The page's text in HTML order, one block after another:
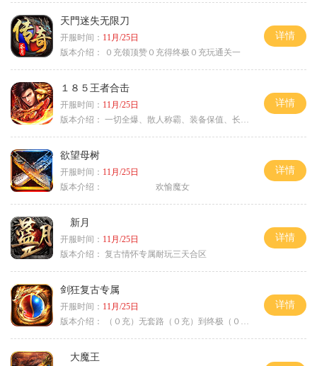
天門迷失无限刀
开服时间： 11月/25日
版本介绍：
０充领顶赞０充得终极０充玩通关一
详情
１８５王者合击
开服时间： 11月/25日
版本介绍： 一切全爆、散人称霸、装备保值、长期耐玩
详情
欲望母树
开服时间： 11月/25日
版本介绍：
欢愉魔女
详情
新月
开服时间： 11月/25日
版本介绍： 复古情怀专属耐玩三天合区
详情
剑狂复古专属
开服时间： 11月/25日
版本介绍：
（０充）无套路（０充）到终极（０充）爽
详情
大魔王